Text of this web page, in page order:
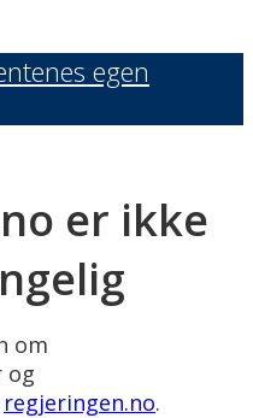
egen
er ikke
om
og
regjeringen.no.